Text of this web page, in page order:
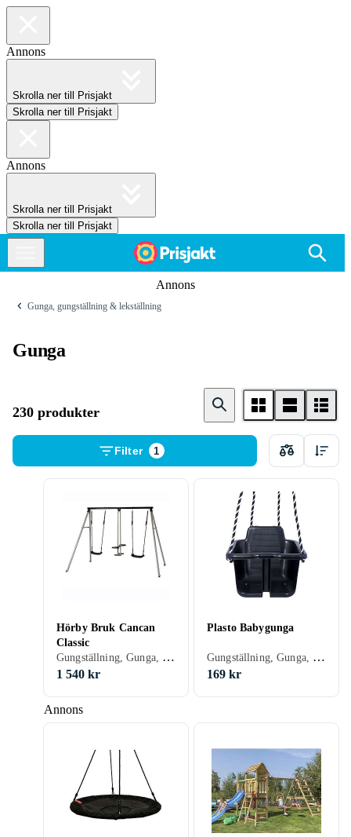
Annons
Skrolla ner till Prisjakt
Skrolla ner till Prisjakt
Annons
Skrolla ner till Prisjakt
Skrolla ner till Prisjakt
Annons
Gunga, gungställning & lekställning
Gunga
230 produkter
Filter 1
Annons
Hörby Bruk Cancan
Classic
Gungställning, Gunga, Stål/Järn, Plast/Polyester
1 540 kr
Plasto Babygunga
Gungställning, Gunga, Plast/Polyester, Trä, Babygunga, 30 kg
169 kr